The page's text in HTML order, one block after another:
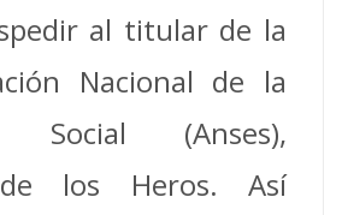
al titular de la
Nacional de la
Social (Anses),
los Heros. Así